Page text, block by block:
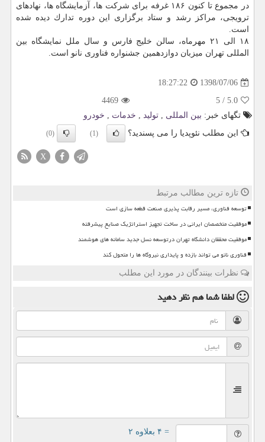
در مجموع تا كنون ۱۸۶ غرفه برای شركت ها، آزمایشگاه ها، نهادهای
ترویجی، مراكز رشد و ستاد برگزاری این دوره تدارك دیده شده
است.
۱۸ الی ۲۱ مهرماه، سالن خلیج فارس و سال ملل نمایشگاه بین
المللی تهران میزبان دوازدهمین جشنواره فناوری نانو است.
1398/07/06
18:27:22
5.0
/
5
4469
تگهای خبر: بین المللی , تولید , خدمات , خودرو
این مطلب نئوپدیا را می پسندید؟
(1)
(0)
X
تازه ترین مطالب مرتبط
توسعه فناوری، مسیر رقابت پذیری صنعت قطعه سازی است
موفقیت متخصصان ایرانی در ساخت تجهیز استراتژیک صنایع پیشرفته
موفقیت محققان دانشگاه تهران درتوسعه نسل جدید سامانه های هوشمند
فناوری نانو می تواند بازده و پایداری نیروگاه ها را متحول کند
نظرات بینندگان در مورد این مطلب
لطفا شما همنظر دهید
= ۴ بعلاوه ۲